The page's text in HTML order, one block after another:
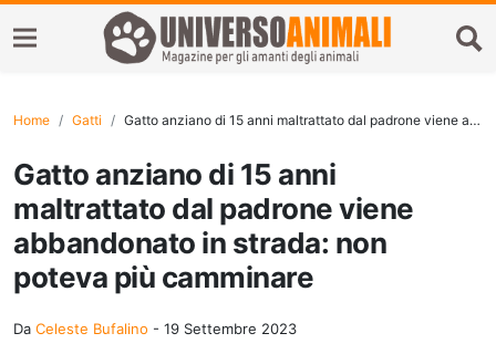
Home Gatti Gatto anziano di 15 anni maltrattato dal padrone viene abbandonato in strada: non poteva più camminare
Gatto anziano di 15 anni
maltrattato dal padrone viene
abbandonato in strada: non
poteva più camminare
Da Celeste Bufalino - 19 Settembre 2023